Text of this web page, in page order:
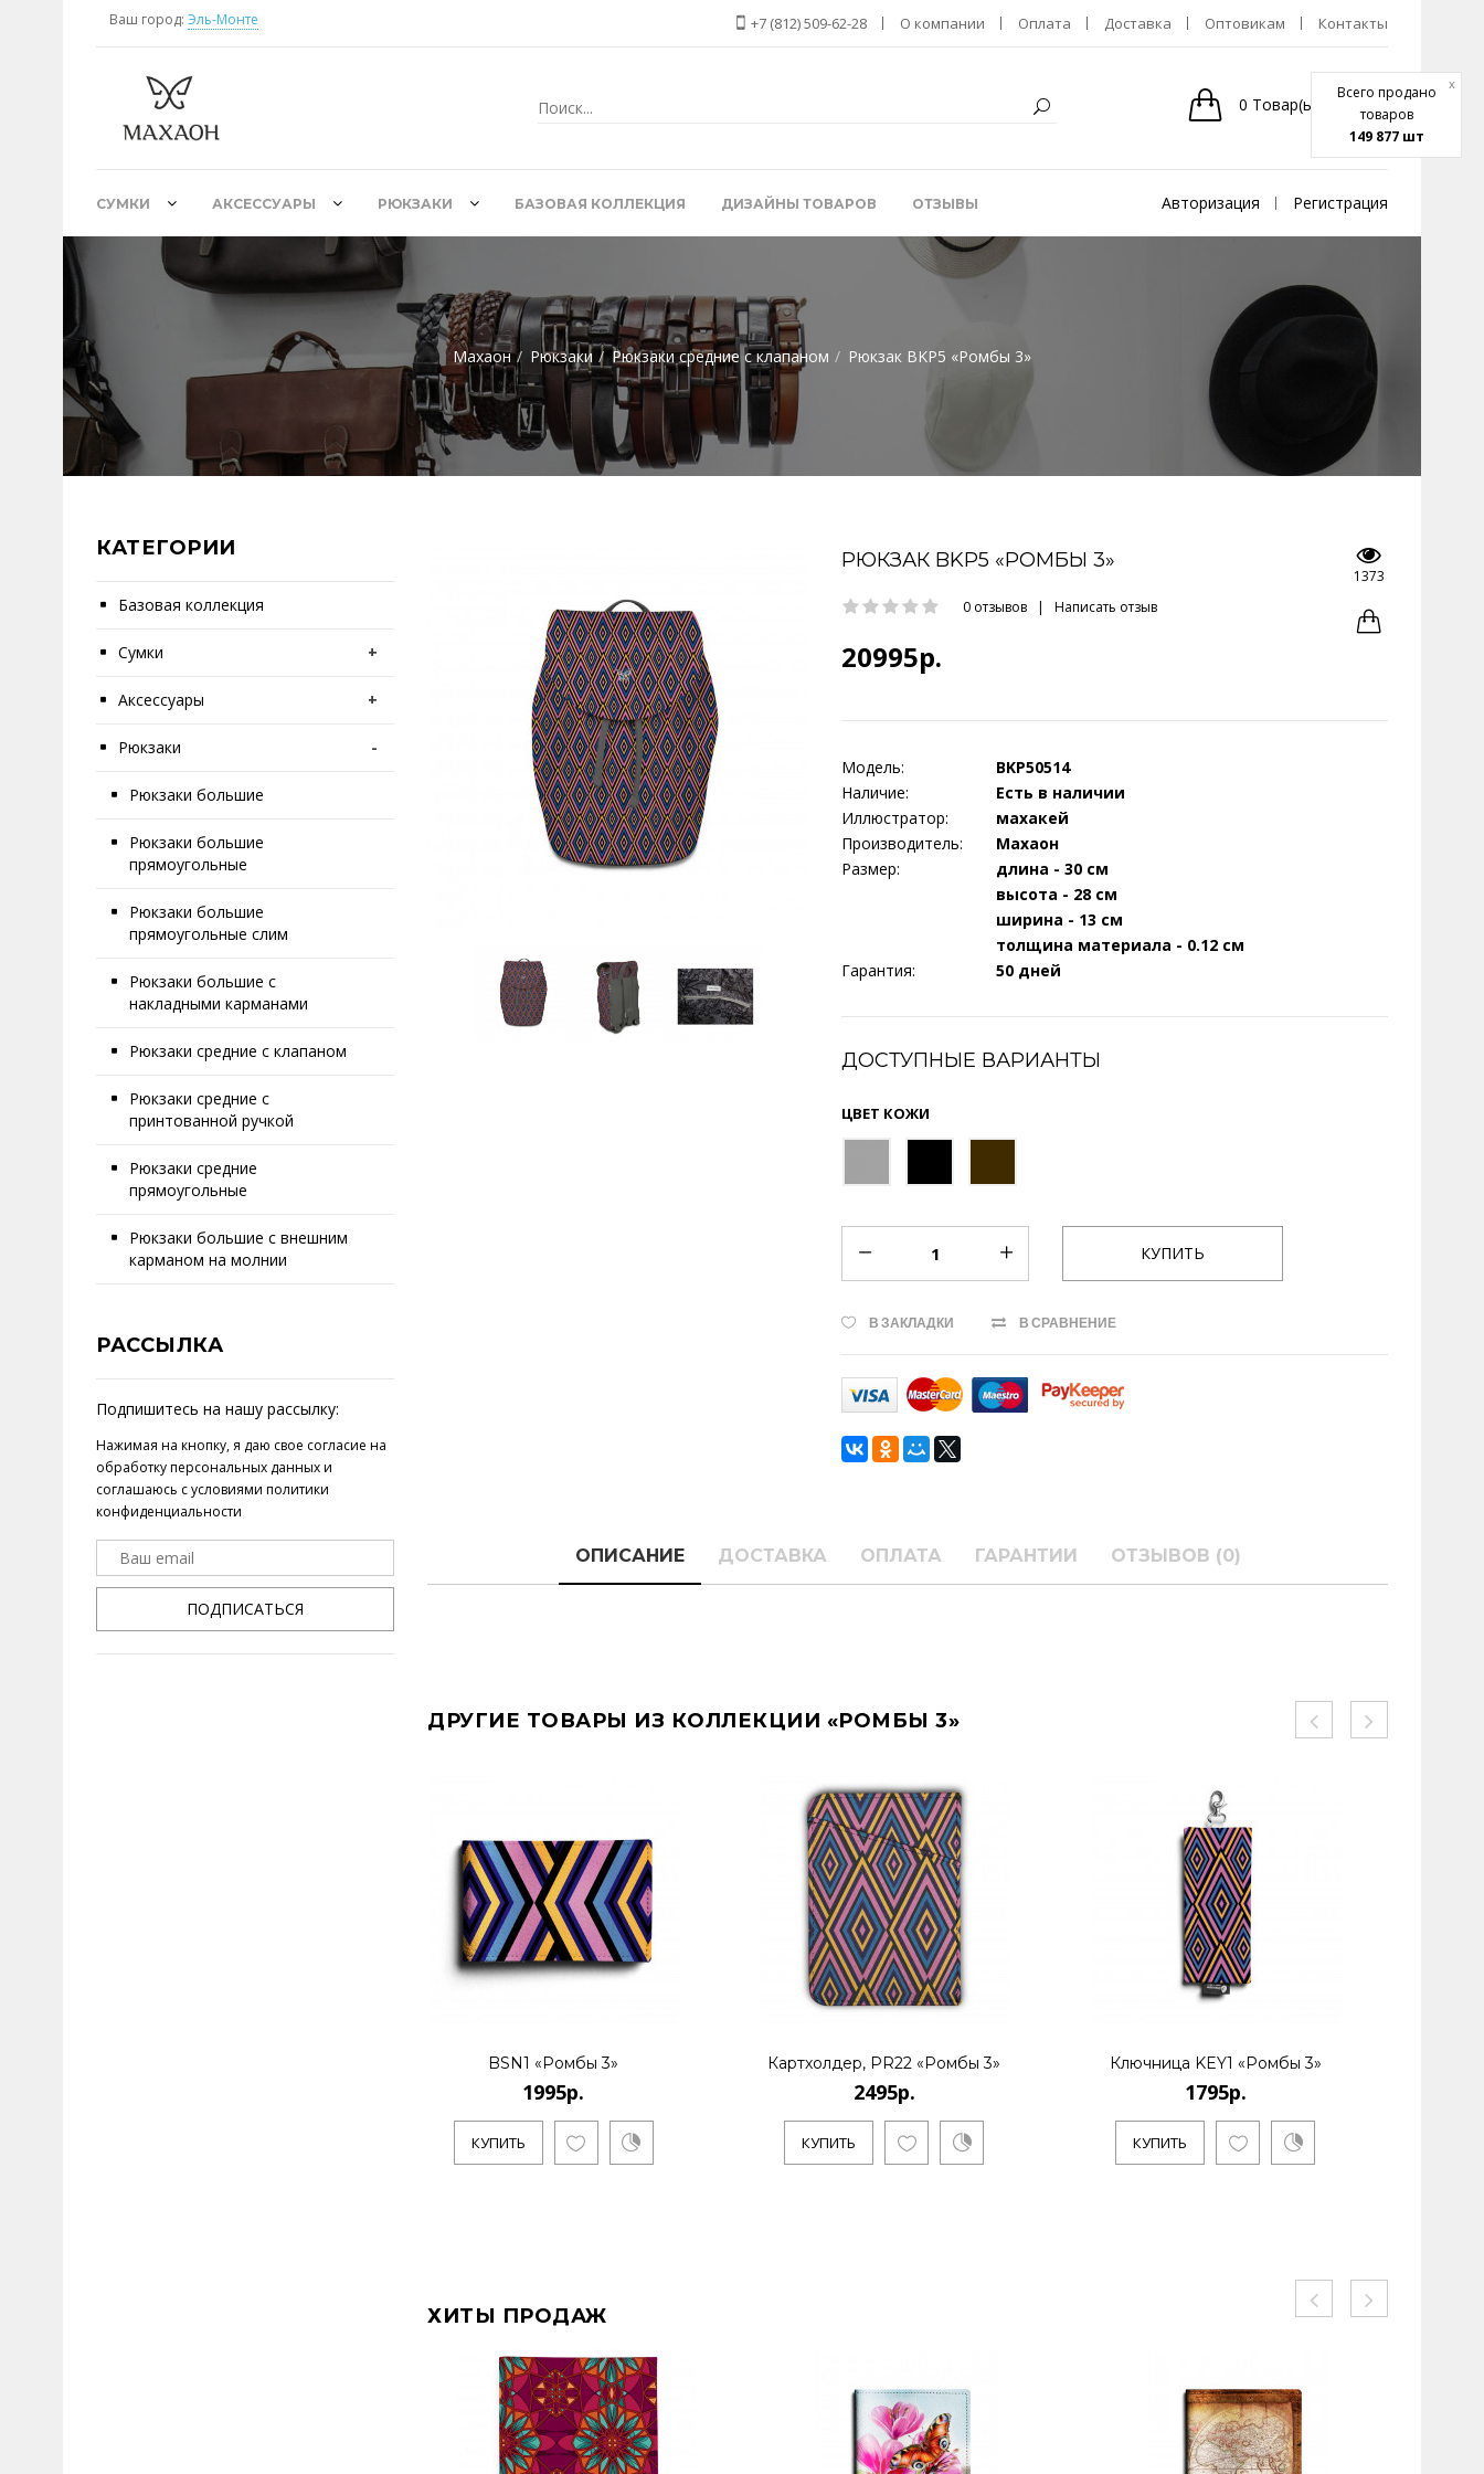
Всего продано
товаров
149 877 шт
x
Ваш город: Эль-Монте +7 (812) 509-62-28 О компании Оплата Доставка Оптовикам Контакты
0 Товар(ы) 0р.
СУМКИ АКСЕССУАРЫ РЮКЗАКИ БАЗОВАЯ КОЛЛЕКЦИЯ ДИЗАЙНЫ ТОВАРОВ ОТЗЫВЫ Авторизация Регистрация
Махаон Рюкзаки Рюкзаки средние с клапаном Рюкзак BKP5 «Ромбы 3»
КАТЕГОРИИ
Базовая коллекция
Сумки +
Аксессуары +
Рюкзаки -
Рюкзаки большие
Рюкзаки большие
прямоугольные
Рюкзаки большие
прямоугольные слим
Рюкзаки большие с
накладными карманами
Рюкзаки средние с клапаном
Рюкзаки средние с
принтованной ручкой
Рюкзаки средние
прямоугольные
Рюкзаки большие с внешним
карманом на молнии
РАССЫЛКА
Подпишитесь на нашу рассылку:
Нажимая на кнопку, я даю свое согласие на
обработку персональных данныхи
соглашаюсь с условиями политики
конфиденциальности
ПОДПИСАТЬСЯ
РЮКЗАК BKP5 «РОМБЫ 3»
0 отзывов | Написать отзыв
20995р.
1373
Модель:
BKP50514
Наличие:
Есть в наличии
Иллюстратор:
махакей
Производитель:
Махаон
Размер:
длина - 30 см
высота - 28 см
ширина - 13 см
толщина материала - 0.12 см
Гарантия:
50 дней
ДОСТУПНЫЕ ВАРИАНТЫ
ЦВЕТ КОЖИ
В ЗАКЛАДКИ В СРАВНЕНИЕ
ОПИСАНИЕ ДОСТАВКА ОПЛАТА ГАРАНТИИ ОТЗЫВОВ (0)
ДРУГИЕ ТОВАРЫ ИЗ КОЛЛЕКЦИИ «РОМБЫ 3»
BSN1 «Ромбы 3»
1995р.
КУПИТЬ
Картхолдер, PR22 «Ромбы 3»
2495р.
КУПИТЬ
Ключница KEY1 «Ромбы 3»
1795р.
КУПИТЬ
ХИТЫ ПРОДАЖ